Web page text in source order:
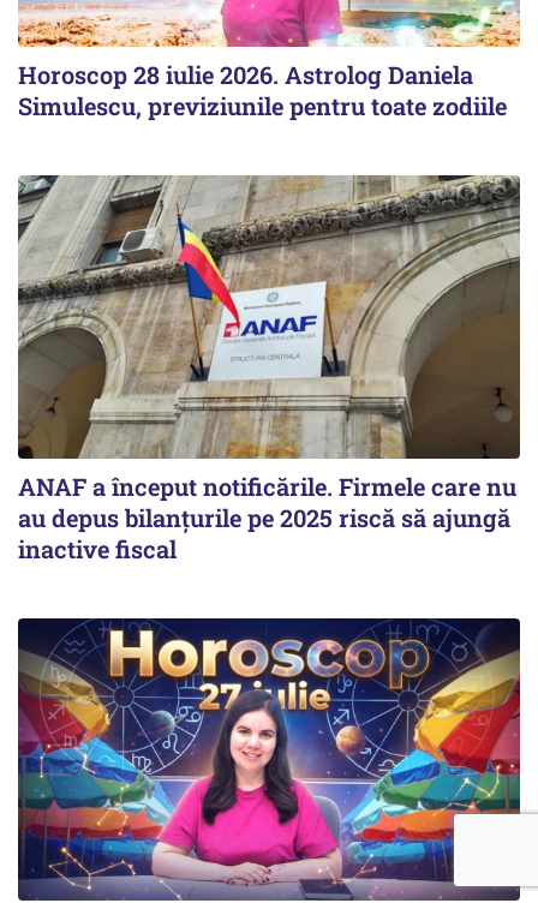
Horoscop 28 iulie 2026. Astrolog Daniela
Simulescu, previziunile pentru toate zodiile
ANAF a început notificările. Firmele care nu
au depus bilanțurile pe 2025 riscă să ajungă
inactive fiscal